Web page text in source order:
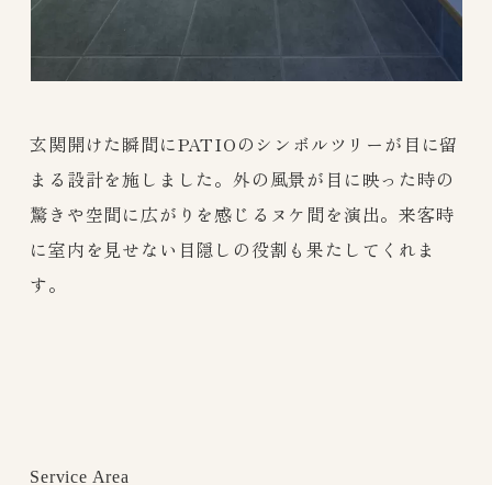
玄関開けた瞬間にPATIOのシンボルツリーが目に留
まる設計を施しました。外の風景が目に映った時の
驚きや空間に広がりを感じるヌケ間を演出。来客時
に室内を見せない目隠しの役割も果たしてくれま
す。
Service Area